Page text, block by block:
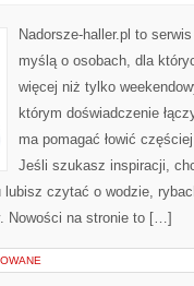
Nadorsze-haller.pl to
myślą o osobach, dla
więcej niż tylko
którym doświadczenie
ma pomagać łowić
Jeśli szukasz inspiracji,
czytać o wodzie,
Nowości na stronie to […]